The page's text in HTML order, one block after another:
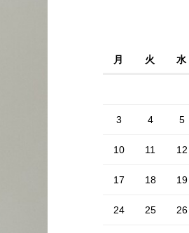
月 火 水
3 4 5
10 11 12
17 18 19
24 25 26